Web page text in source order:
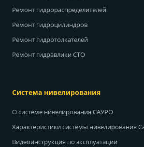
Ремонт гидрораспределителей
Ремонт гидроцилиндров
Ремонт гидротолкателей
Ремонт гидравлики СТО
Система нивелирования
О системе нивелирования САУРО
Характеристики системы нивелирования
Видеоинструкция по эксплуатации